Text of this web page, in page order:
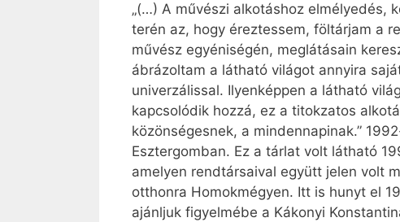
„(…) A művészi alkotáshoz elmélyedés,
terén az, hogy éreztessem, föltárjam a
művész egyéniségén, meglátásain
ábrázoltam a látható világot annyira
univerzálissal. Ilyenképpen a látható
kapcsolódik hozzá, ez a titokzatos
közönségesnek, a mindennapinak.”
Esztergomban. Ez a tárlat volt látható
amelyen rendtársaival együtt jelen volt
otthonra Homokmégyen. Itt is hunyt el
ajánljuk figyelmébe a Kákonyi